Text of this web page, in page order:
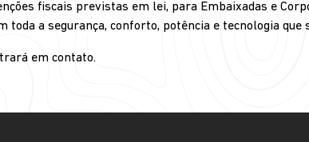
fiscais previstas em lei, para Embaixadas e
a segurança, conforto, potência e tecnologia que
em contato.